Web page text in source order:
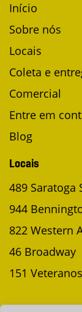
Início
Sobre nós
Locais
Coleta e
Comercial
Entre em
Blog
Locais
489 Saratoga
944
822 Western
46 Broadway
151